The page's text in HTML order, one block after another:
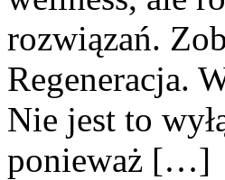
rozwiązań.
Regeneracja.
Nie jest to
ponieważ […]